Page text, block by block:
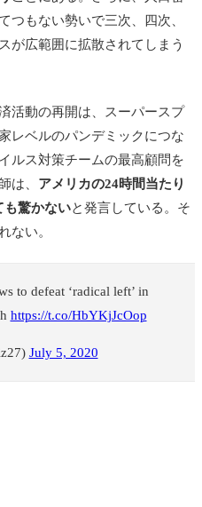
つもない勢いで三次、四次、
が広範囲に拡散されてしまう
活動の再開は、スーパースプ
レベルのパンデミックにつな
ルス対策チームの最高顧問を
は、 アメリカの24時間当たり
も驚かないと発言している。そ
ない。
to defeat ‘radical left’ in
https://t.co/HbYKjJcOop
July 5, 2020